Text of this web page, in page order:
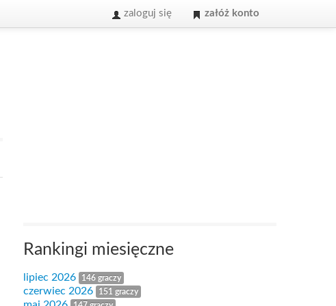
zaloguj się załóż konto
Rankingi miesięczne
lipiec 2026 146 graczy
czerwiec 2026 151 graczy